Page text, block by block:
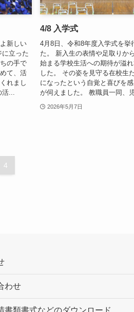
新しい
立った
の手で
て、活
れまし
...
4/8 入学式
4月8日、令和8年度入学式を挙
た。 新入生の表情や足取りか
始まる学校生活への期待が溢
した。 その姿を見守る在校生
になったという自覚と喜びを
が伺えました。 教職員一同、
2026年5月7日
4
わせ
書類書式などのダウンロード